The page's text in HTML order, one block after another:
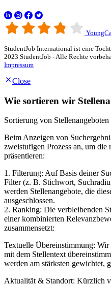
StudentJob International ist eine
2023 StudentJob - Alle Rechte
Impressum
Close
Wie sortieren wir
Sortierung von Stellenangeboten
Beim Anzeigen von
zweistufigen Prozess an, um die
präsentieren:
1. Filterung: Auf Basis deiner
Filter (z. B. Stichwort,
werden Stellenangebote, die
ausgeschlossen.
2. Ranking: Die verbleibenden
einer kombinierten
zusammensetzt:
Textuelle Übereinstimmung:
mit dem Stellentext
werden am stärksten gewichtet,
Aktualität & Standort: Kürzlich